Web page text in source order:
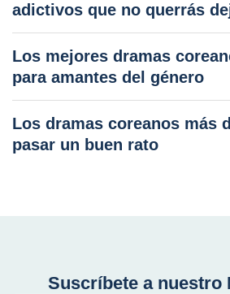
adictivos que no querrás
Los mejores dramas
para amantes del género
Los dramas coreanos más
pasar un buen rato
Suscríbete a nuestro